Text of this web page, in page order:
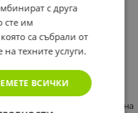
усещане за умора,
може да подобри
на мускулното
части на тялото.
Поставете килимчето на
с друга
сте им
са събрали от
техните услуги.
ВСИЧКИ